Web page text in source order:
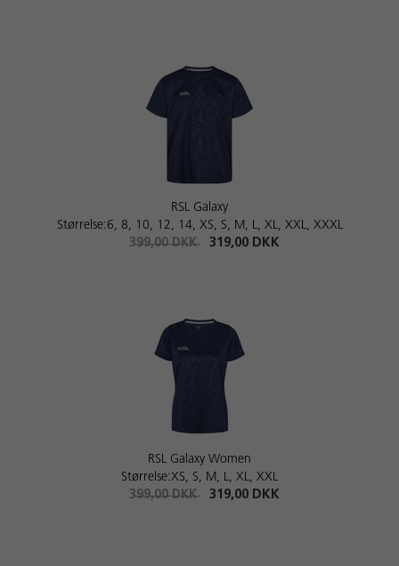
RSL Galaxy
Størrelse:6, 8, 10, 12, 14, XS, S, M, L, XL, XXL, XXXL
399,00 DKK
319,00 DKK
RSL Galaxy Women
Størrelse:XS, S, M, L, XL, XXL
399,00 DKK
319,00 DKK